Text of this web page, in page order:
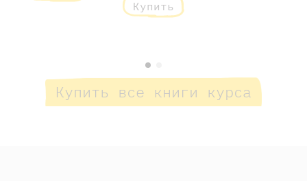
Купить
Купить все книги курса